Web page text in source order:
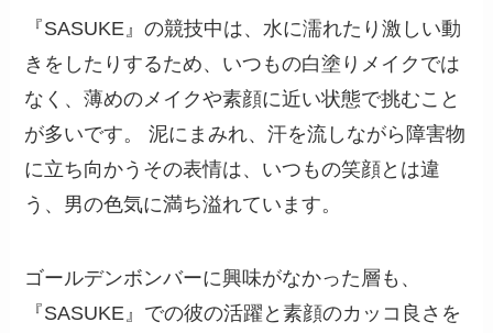
『SASUKE』の競技中は、水に濡れたり激しい動
きをしたりするため、いつもの白塗りメイクでは
なく、薄めのメイクや素顔に近い状態で挑むこと
が多いです。 泥にまみれ、汗を流しながら障害物
に立ち向かうその表情は、いつもの笑顔とは違
う、男の色気に満ち溢れています。
ゴールデンボンバーに興味がなかった層も、
『SASUKE』での彼の活躍と素顔のカッコ良さを